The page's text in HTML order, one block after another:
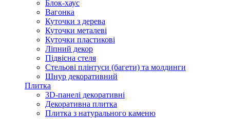
Блок-хаус
Вагонка
Куточки з дерева
Куточки металеві
Куточки пластикові
Ліпний декор
Підвісна стеля
Стельові плінтуси (багети) та молдинги
Шнур декоративний
Плитка
3D-панелі декоративні
Декоративна плитка
Плитка з натурального каменю